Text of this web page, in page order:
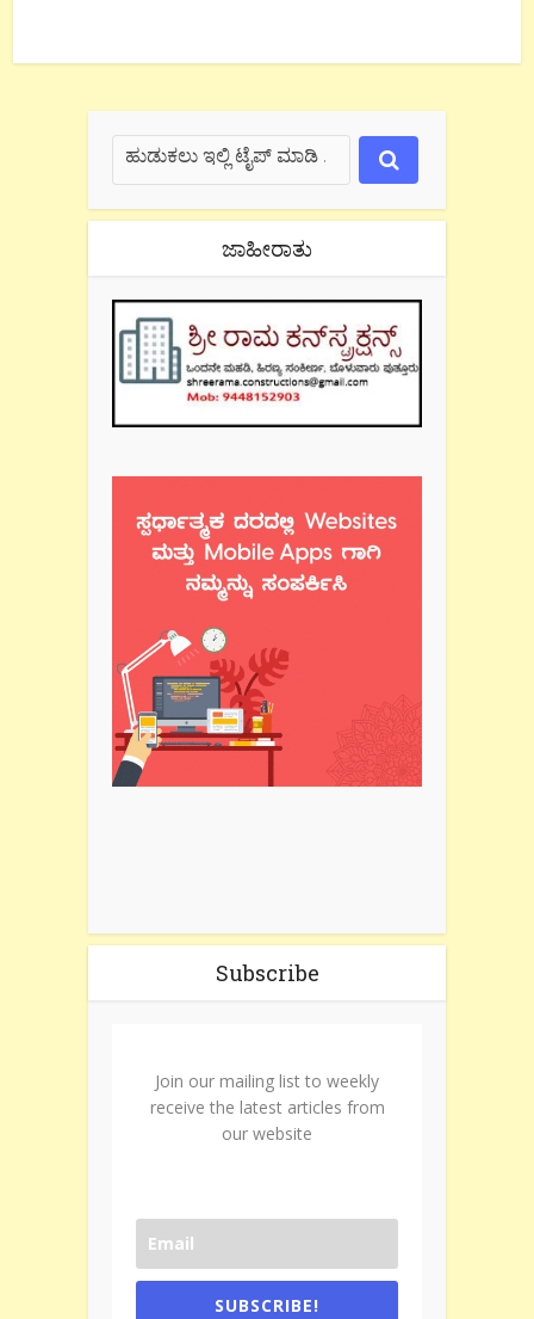
ಜಾಹೀರಾತು
Subscribe
Join our mailing list to weekly
receive the latest articles from
our website
SUBSCRIBE!